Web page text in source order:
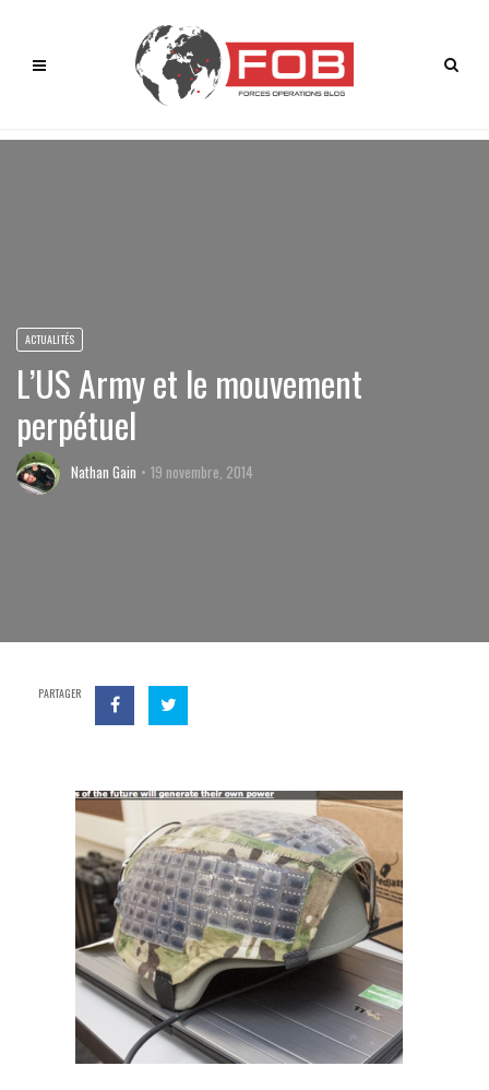
ACTUALITÉS
L’US Army et le mouvement
perpétuel
Nathan Gain 19 novembre, 2014
PARTAGER